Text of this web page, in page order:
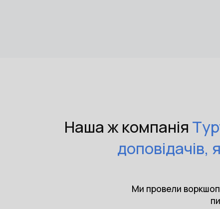
Наша ж компанія
доповідачів,
Ми провели воркшоп